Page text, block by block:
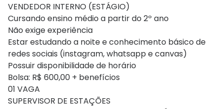
VENDEDOR INTERNO (ESTÁGIO)
Cursando ensino médio a partir do 2º ano
Não exige experiência
Estar estudando a noite e conhecimento básico de
redes sociais (instagram, whatsapp e canvas)
Possuir disponibilidade de horário
Bolsa: R$ 600,00 + benefícios
01 VAGA
SUPERVISOR DE ESTAÇÕES